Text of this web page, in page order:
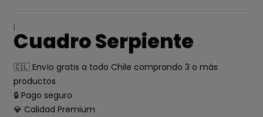
|
Cuadro Serpiente
🇨🇱 Envío gratis a todo Chile comprando 3 o más
productos
🔒 Pago seguro
💎 Calidad Premium